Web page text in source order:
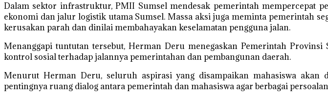
Dalam sektor infrastruktur, PMII Sumsel mendesak pemerintah mempercepat
ekonomi dan jalur logistik utama Sumsel. Massa aksi juga meminta pemerintah
kerusakan parah dan dinilai membahayakan keselamatan pengguna jalan.
Menanggapi tuntutan tersebut, Herman Deru menegaskan Pemerintah
kontrol sosial terhadap jalannya pemerintahan dan pembangunan daerah.
Menurut Herman Deru, seluruh aspirasi yang disampaikan mahasiswa
pentingnya ruang dialog antara pemerintah dan mahasiswa agar berbagai